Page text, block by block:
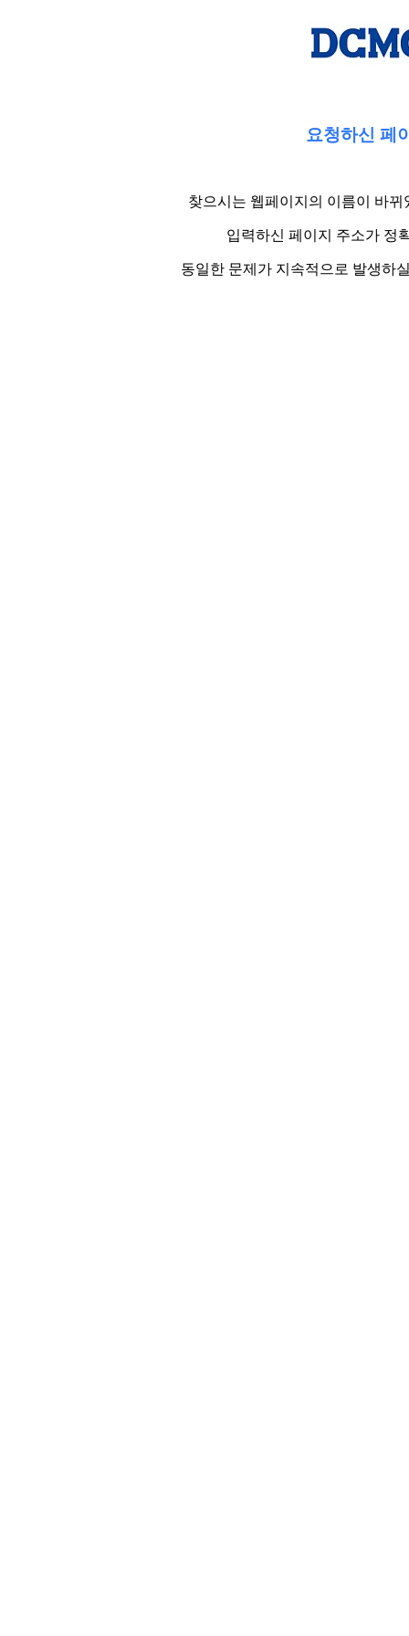
요청하신 페
찾으시는 웹페이지의 이름이 바
입력하신 페이지 주소가 정
동일한 문제가 지속적으로 발생하